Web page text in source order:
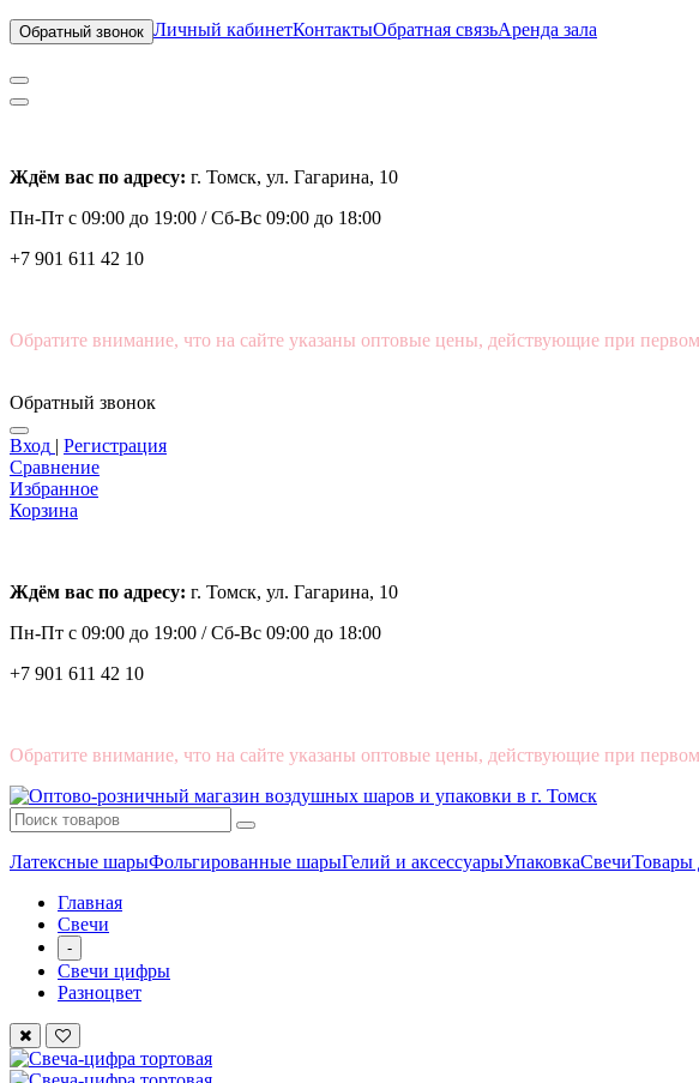
Обратный звонок Личный кабинетКонтактыОбратная связьАренда зала
Ждём вас по адресу: г. Томск, ул. Гагарина, 10
Пн-Пт с 09:00 до 19:00 /Сб-Вс 09:00 до 18:00
+7 901 611 42 10
Обратите внимание, что на сайте указаны оптовые цены, действующие при первом
Обратный звонок
Вход | Регистрация
Сравнение
Избранное
Корзина
Ждём вас по адресу: г. Томск, ул. Гагарина, 10
Пн-Пт с 09:00 до 19:00 /Сб-Вс 09:00 до 18:00
+7 901 611 42 10
Обратите внимание, что на сайте указаны оптовые цены, действующие при первом
Латексные шарыФольгированные шарыГелий и аксессуарыУпаковкаСвечиТовары
Главная
Свечи
-
Свечи цифры
Разноцвет